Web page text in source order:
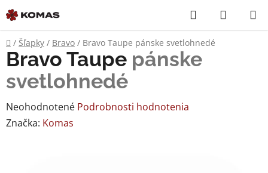
Prejsť
na
obsah
Hľadať
KOŠÍK
Domov
/ Šľapky / Bravo / Bravo Taupe pánske svetlohnedé
Bravo Taupe pánske
svetlohnedé
Priemerné
hodnotenie
Neohodnotené Podrobnosti hodnotenia
Značka: Komas